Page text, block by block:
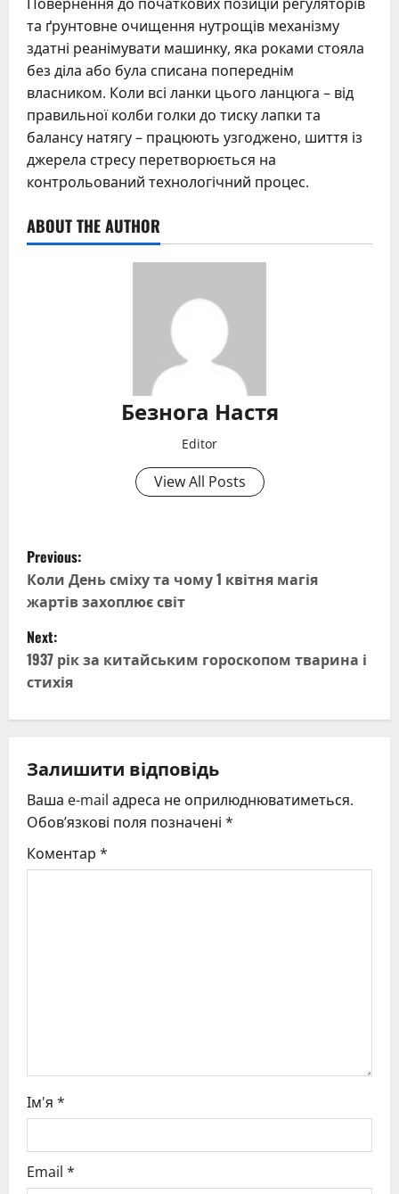
та ґрунтовне очищення нутрощів механізму
здатні реанімувати машинку, яка роками стояла
без діла або була списана попереднім
власником. Коли всі ланки цього ланцюга – від
правильної колби голки до тиску лапки та
балансу натягу – працюють узгоджено, шиття із
джерела стресу перетворюється на
контрольований технологічний процес.
ABOUT THE AUTHOR
Безнога Настя
Editor
View All Posts
P
o
s
t
n
v
i
g
Previous:
Коли День сміху та чому 1 квітня магія
жартів захоплює світ
Next:
1937 рік за китайським гороскопом тварина і
стихія
Залишити відповідь
Ваша e-mail адреса не оприлюднюватиметься.
Обов’язкові поля позначені *
Коментар *
Ім'я *
Email *